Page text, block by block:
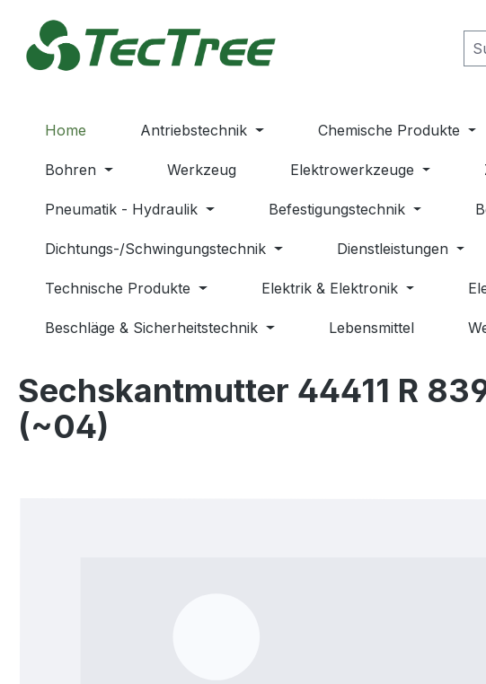
Hauptinhalt springen
Zur Suche springen
Zur Hauptnavigation springen
Home Antriebstechnik Chemische Produkte
Bohren Werkzeug Elektrowerkzeuge
Pneumatik - Hydraulik Befestigungstechnik
Dichtungs-/Schwingungstechnik Dienstleistungen
Technische Produkte Elektrik & Elektronik
Beschläge & Sicherheitstechnik Lebensmittel
Sechskantmutter 44411 R
(~04)